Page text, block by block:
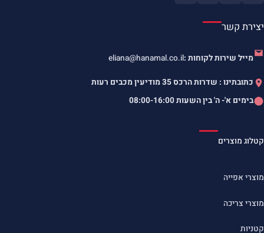
יצירת קשר
מייל שירות לקוחות :eliana@hanamal.co.il
כתובתינו : שדרות הרכס 35 מודיעין מכבים רעות
בימים א'- ה' בין השעות08:00-16:00
קטלוג מוצרים
מוצרי אפייה
מוצרי צריכה
קטניות